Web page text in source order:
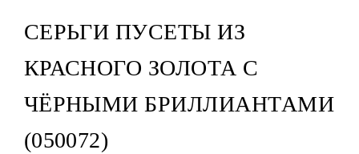
СЕРЬГИ ПУСЕТЫ ИЗ
КРАСНОГО ЗОЛОТА С
ЧЁРНЫМИ БРИЛЛИАНТАМИ
(050072)